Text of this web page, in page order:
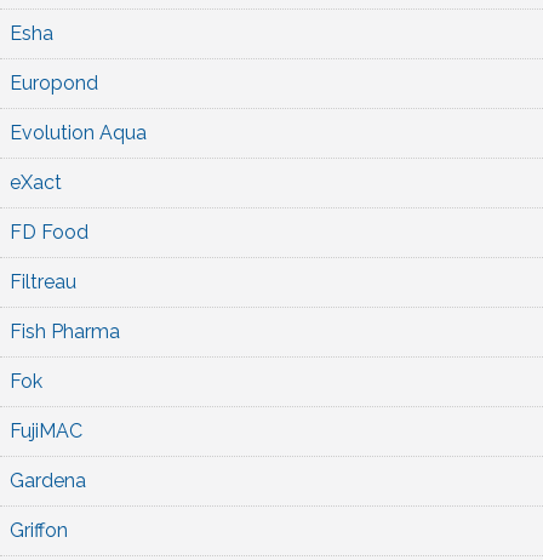
Esha
Europond
Evolution Aqua
eXact
FD Food
Filtreau
Fish Pharma
Fok
FujiMAC
Gardena
Griffon